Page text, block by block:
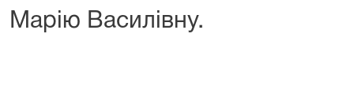
Марію Василівну.